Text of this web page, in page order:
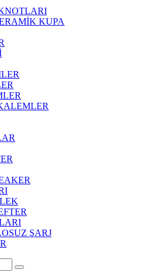
KUPA
ŞARJ